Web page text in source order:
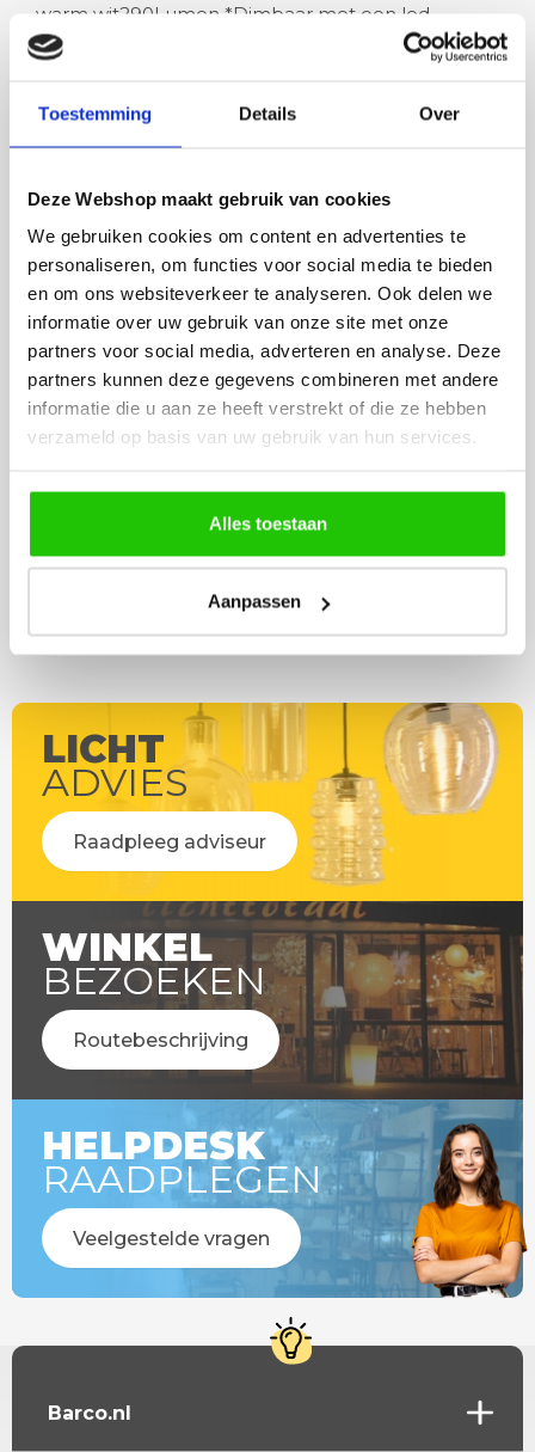
Toestemming Details Over
Deze Webshop maakt gebruik van cookies
We gebruiken cookies om content en advertenties te
personaliseren, om functies voor social media te bieden
en om ons websiteverkeer te analyseren. Ook delen we
informatie over uw gebruik van onze site met onze
partners voor social media, adverteren en analyse. Deze
partners kunnen deze gegevens combineren met andere
informatie die u aan ze heeft verstrekt of die ze hebben
verzameld op basis van uw gebruik van hun services.
Alles toestaan
Aanpassen
warm wit290Lumen *Dimbaar met een led
dimmer 20.000 uur levensduur, 4 j…
Lees meer
Rian
Fijne site waar ik een mooie
lamp heb uitgekozen en
besteld. De volgende dag
werd deze al bezorgd. Super
netjes en veilig verpakt.
Anne
Het bestellen,
leveren verliep vlot en
volledig naar wens.
artikel is zeer mooi
veel sfeer, het is ook
eenvoudig te
LICHT
ADVIES
Raadpleeg adviseur
WINKEL
BEZOEKEN
Routebeschrijving
HELPDESK
RAADPLEGEN
Veelgestelde vragen
Barco.nl